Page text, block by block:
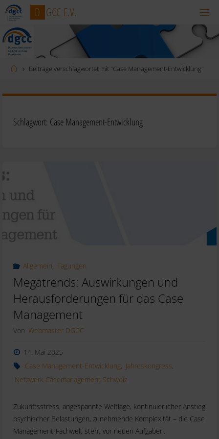
Zum
Inhalt
springen
D GCC E.V.
StartseiteBeiträge verschlagwortet mit "Case Management-Entwicklung"
Schlagwort: Case Management-Entwicklung
Allgemein, Tagungen
Megatrends: Auswirkungen und
Herausforderungen für das Case
Management
Von Webmaster DGCC
14. Mai 2025
Case Management-Entwicklung, Jahreskongress,
Netzwerk Casemanagement Schweiz
Zukunftsstress, angespannte Weltlage, kontinuierlicher Anstieg
psychischer Belastungen, zunehmende Komplexität – die Case
Management-Fachwelt steht vor neuen Aufgaben.